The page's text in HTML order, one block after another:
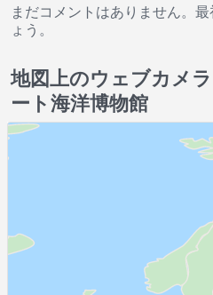
まだコメントはありません。
ょう。
地図上のウェブカメ
ート海洋博物館